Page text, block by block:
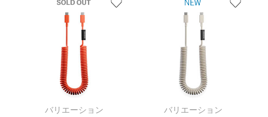
バリエーション
バリエーション